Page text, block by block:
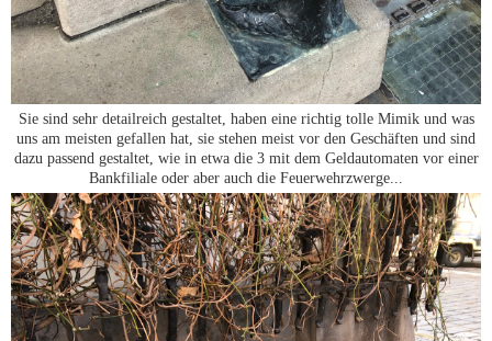
Sie sind sehr detailreich gestaltet, haben eine richtig tolle Mimik und was
uns am meisten gefallen hat, sie stehen meist vor den Geschäften und sind
dazu passend gestaltet, wie in etwa die 3 mit dem Geldautomaten vor einer
Bankfiliale oder aber auch die Feuerwehrzwerge...